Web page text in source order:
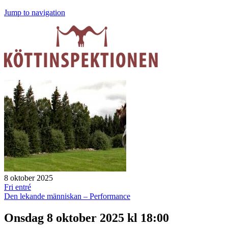
Jump to navigation
8 oktober 2025
Fri entré
Den lekande människan – Performance
Onsdag 8 oktober 2025 kl 18:00